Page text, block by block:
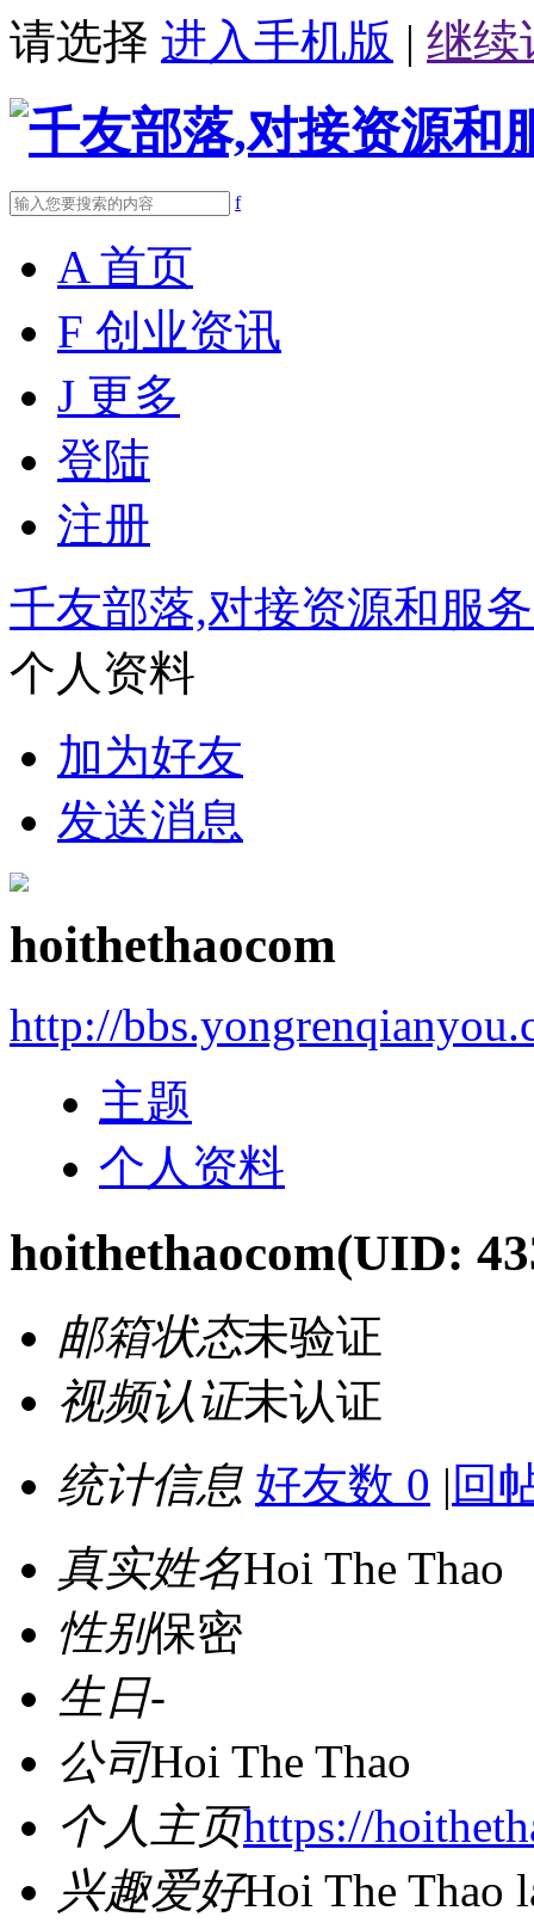
请选择 进入手机版 | 继续
f
A 首页
F 创业资讯
J 更多
登陆
注册
千友部落,对接资源和服
个人资料
加为好友
发送消息
hoithethaocom
http://
主题
个人资料
hoithethaocom(UID:
邮箱状态未验证
视频认证未认证
统计信息 好友数 0 | 回
真实姓名Hoi The Thao
性别保密
生日-
公司Hoi The Thao
个人主页https://
兴趣爱好Hoi The Thao